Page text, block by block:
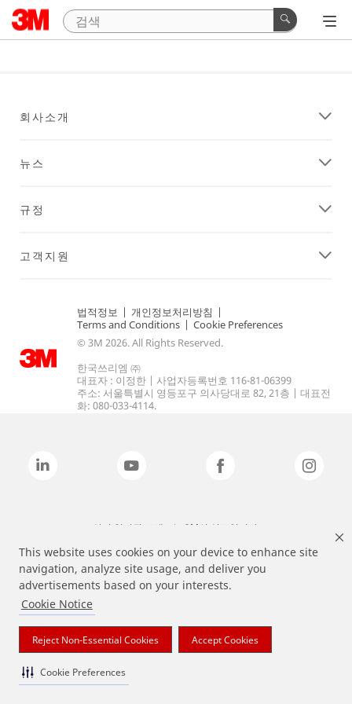
This website uses cookies on your device to enhance site
navigation, analyze site usage, and deliver you
advertisements based on your interests.
Cookie Notice
Reject Non-Essential Cookies Accept Cookies
Cookie Preferences
회사소개
뉴스
규정
고객지원
법적정보 | 개인정보처리방침 |
Terms and Conditions | Cookie Preferences
© 3M 2026. All Rights Reserved.
한국쓰리엠 ㈜
대표자 : 이정한 | 사업자등록번호 116-81-06399
주소: 서울특별시 영등포구 의사당대로 82, 21층 | 대표전
화: 080-033-4114.
상기 열거된 브랜드는 3M의 상표입니다.